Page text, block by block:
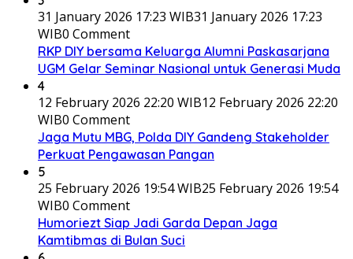
31 January 2026 17:23 WIB31 January 2026 17:23
WIB0 Comment
RKP DIY bersama Keluarga Alumni Paskasarjana
UGM Gelar Seminar Nasional untuk Generasi Muda
4
12 February 2026 22:20 WIB12 February 2026 22:20
WIB0 Comment
Jaga Mutu MBG, Polda DIY Gandeng Stakeholder
Perkuat Pengawasan Pangan
5
25 February 2026 19:54 WIB25 February 2026 19:54
WIB0 Comment
Humoriezt Siap Jadi Garda Depan Jaga
Kamtibmas di Bulan Suci